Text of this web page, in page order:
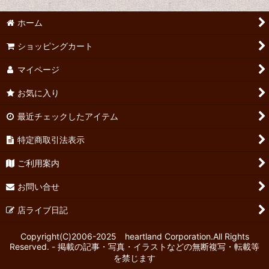
ホーム
ショッピングカート
マイページ
お気に入り
最近チェックしたアイテム
特定商取引法表示
ご利用案内
お問い合せ
店ライブ日記
Copyright(C)2006-2025 heartland Corporation.All Rights
Reserved. - 掲載の記事・写真・イラストなどの無断複写・転載等
を禁じます